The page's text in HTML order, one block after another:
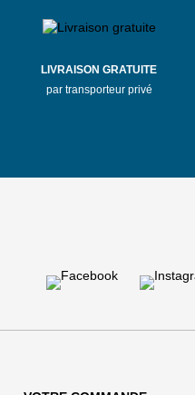
LIVRAISON GRATUITE
par transporteur privé